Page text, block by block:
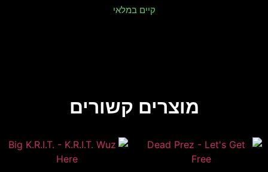
קיים במלאי
מוצרים קשורים